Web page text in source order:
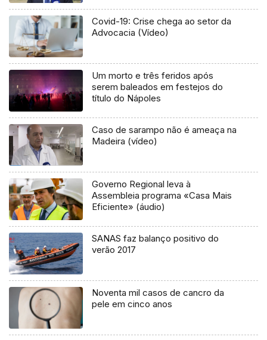
Covid-19: Crise chega ao setor da
Advocacia (Vídeo)
Um morto e três feridos após
serem baleados em festejos do
título do Nápoles
Caso de sarampo não é ameaça na
Madeira (vídeo)
Governo Regional leva à
Assembleia programa «Casa Mais
Eficiente» (áudio)
SANAS faz balanço positivo do
verão 2017
Noventa mil casos de cancro da
pele em cinco anos